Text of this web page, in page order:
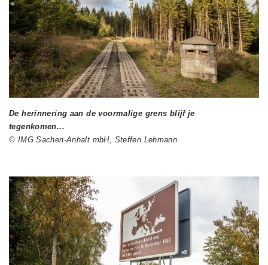
De herinnering aan de voormalige grens blijf je
tegenkomen...
© IMG Sachen-Anhalt mbH, Steffen Lehmann